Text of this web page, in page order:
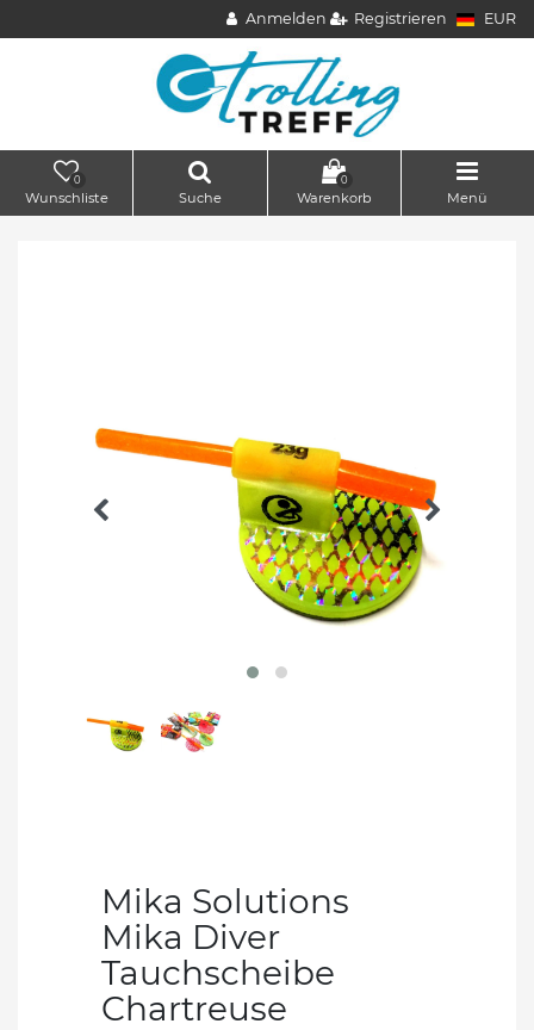
Anmelden Registrieren EUR
0
Wunschliste Suche
0
Warenkorb Menü
Mika Solutions
Mika Diver
Tauchscheibe
Chartreuse